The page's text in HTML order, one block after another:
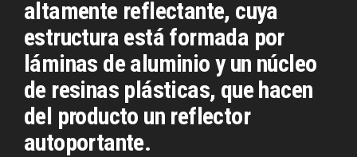
altamente reflectante, cuya
estructura está formada por
láminas de aluminio y un núcleo
de resinas plásticas, que hacen
del producto un reflector
autoportante.